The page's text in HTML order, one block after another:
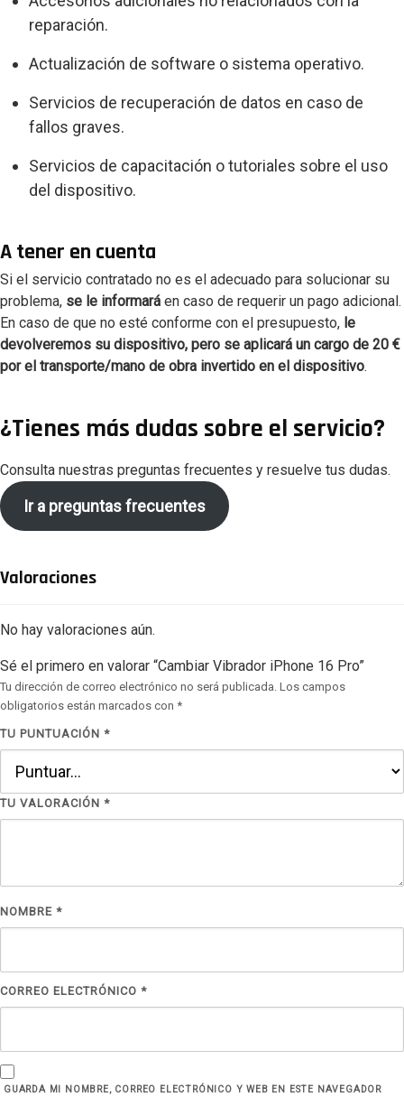
reparación.
Actualización de software o sistema operativo.
Servicios de recuperación de datos en caso de
fallos graves.
Servicios de capacitación o tutoriales sobre el uso
del dispositivo.
A tener en cuenta
Si el servicio contratado no es el adecuado para solucionar su
problema, se le informará en caso de requerir un pago adicional.
En caso de que no esté conforme con el presupuesto, le
devolveremos su dispositivo, pero se aplicará un cargo de 20 €
por el transporte/mano de obra invertido en el dispositivo.
¿Tienes más dudas sobre el servicio?
Consulta nuestras preguntas frecuentes y resuelve tus dudas.
Ir a preguntas frecuentes
Valoraciones
No hay valoraciones aún.
Sé el primero en valorar “Cambiar Vibrador iPhone 16 Pro”
Tu dirección de correo electrónico no será publicada. Los campos
obligatorios están marcados con *
TU PUNTUACIÓN *
TU VALORACIÓN *
NOMBRE *
CORREO ELECTRÓNICO *
GUARDA MI NOMBRE, CORREO ELECTRÓNICO Y WEB EN ESTE NAVEGADOR